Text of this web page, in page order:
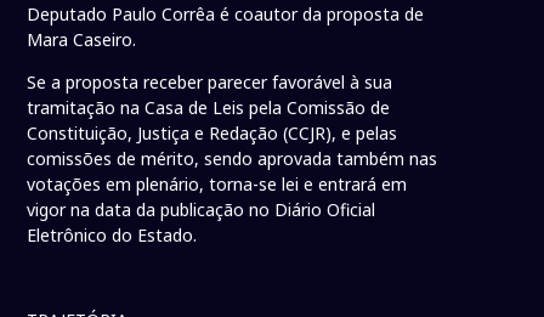
Deputado Paulo Corrêa é coautor da proposta de
Mara Caseiro.
Se a proposta receber parecer favorável à sua
tramitação na Casa de Leis pela Comissão de
Constituição, Justiça e Redação (CCJR), e pelas
comissões de mérito, sendo aprovada também nas
votações em plenário, torna-se lei e entrará em
vigor na data da publicação no Diário Oficial
Eletrônico do Estado.